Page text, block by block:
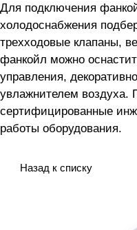
Для подключения
холодоснабжения
трехходовые клапаны,
фанкойл можно
управления,
увлажнителем воздуха.
сертифицированные
работы оборудования.
Назад к списку